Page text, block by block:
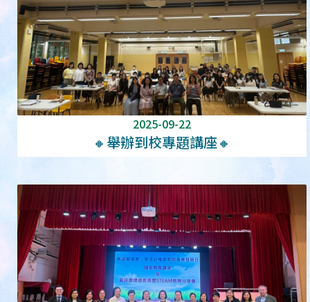
2025-09-22
🔸舉辦到校專題講座🔸